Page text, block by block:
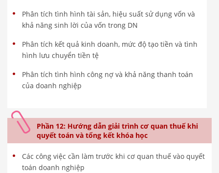
Phân tích tình hình tài sản, hiệu suất sử dụng vốn và
khả năng sinh lời của vốn trong DN
Phân tích kết quả kinh doanh, mức độ tạo tiền và tình
hình lưu chuyển tiền tệ
Phân tích tình hình công nợ và khả năng thanh toán
của doanh nghiệp
Phần 12: Hướng dẫn giải trình cơ quan thuế khi
quyết toán và tổng kết khóa học
Các công việc cần làm trước khi cơ quan thuế vào quyết
toán doanh nghiệp